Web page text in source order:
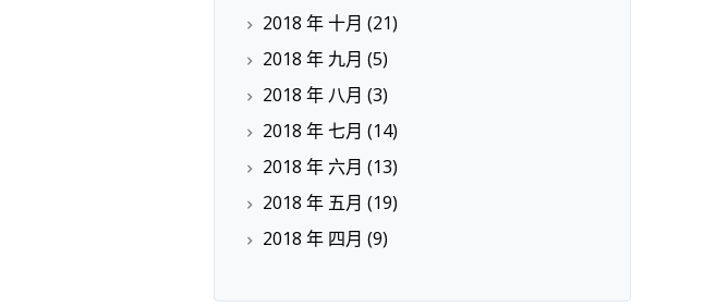
2018 年 十月 (21)
2018 年 九月 (5)
2018 年 八月 (3)
2018 年 七月 (14)
2018 年 六月 (13)
2018 年 五月 (19)
2018 年 四月 (9)